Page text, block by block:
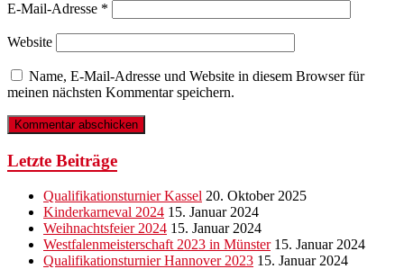
E-Mail-Adresse *
Website
Name, E-Mail-Adresse und Website in diesem Browser für
meinen nächsten Kommentar speichern.
Letzte Beiträge
Qualifikationsturnier Kassel 20. Oktober 2025
Kinderkarneval 2024 15. Januar 2024
Weihnachtsfeier 2024 15. Januar 2024
Westfalenmeisterschaft 2023 in Münster 15. Januar 2024
Qualifikationsturnier Hannover 2023 15. Januar 2024